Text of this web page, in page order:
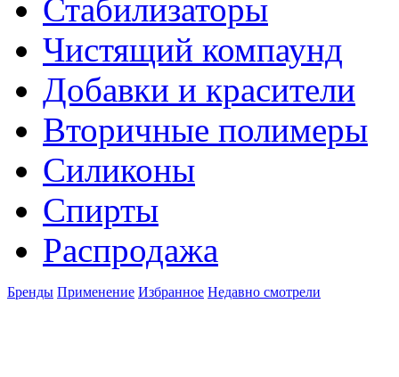
Стабилизаторы
Чистящий компаунд
Добавки и красители
Вторичные полимеры
Силиконы
Спирты
Распродажа
Бренды Применение Избранное Недавно смотрели